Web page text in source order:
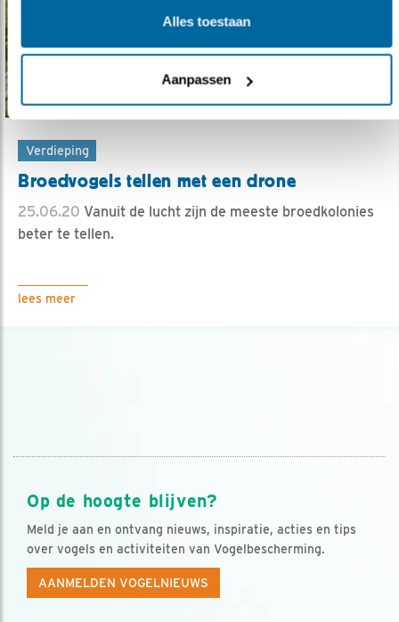
Alles toestaan
Aanpassen
Verdieping
Broedvogels tellen met een drone
25.06.20 Vanuit de lucht zijn de meeste broedkolonies
beter te tellen.
lees meer
Op de hoogte blijven?
Meld je aan en ontvang nieuws, inspiratie, acties en tips
over vogels en activiteiten van Vogelbescherming.
AANMELDEN VOGELNIEUWS